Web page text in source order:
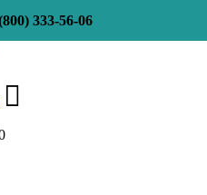
333-56-06